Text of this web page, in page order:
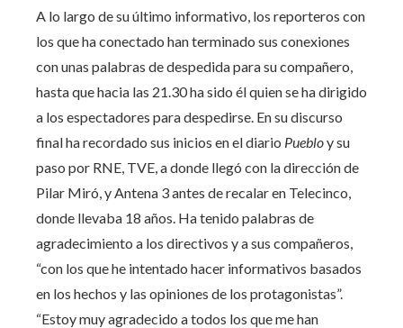
A lo largo de su último informativo, los reporteros con
los que ha conectado han terminado sus conexiones
con unas palabras de despedida para su compañero,
hasta que hacia las 21.30 ha sido él quien se ha dirigido
a los espectadores para despedirse. En su discurso
final ha recordado sus inicios en el diario Puebloy su
paso por RNE, TVE, a donde llegó con la dirección de
Pilar Miró, y Antena 3 antes de recalar en Telecinco,
donde llevaba 18 años. Ha tenido palabras de
agradecimiento a los directivos y a sus compañeros,
“con los que he intentado hacer informativos basados
en los hechos y las opiniones de los protagonistas”.
“Estoy muy agradecido a todos los que me han